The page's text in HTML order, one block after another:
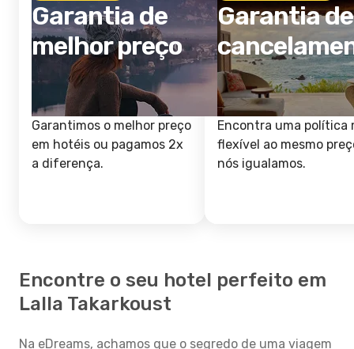
Garantia de
melhor preço
Garantimos o melhor preço
em hotéis ou pagamos 2x
a diferença.
Garantia de
Encontra uma política
flexível ao mesmo
nós igualamos.
Encontre o seu hotel perfeito em
Lalla Takarkoust
Na eDreams, achamos que o segredo de uma viagem